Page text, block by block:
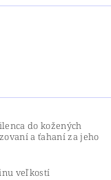
do kožených
a ťahaní za jeho
veľkostí